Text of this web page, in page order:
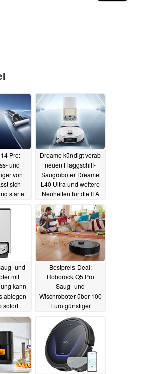
Pro:
und
von
sich
startet
Dreame kündigt vorab
neuen Flaggschiff-
Saugroboter Dreame
L40 Ultra und weitere
Neuheiten für die IFA
22.08.2024
und
mit
kann
ablegen
sofort
09.08.2024
Bestpreis-Deal:
Roborock Q5 Pro
Saug- und
Wischroboter über 100
Euro günstiger
05.08.2024